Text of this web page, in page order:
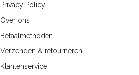
Privacy Policy
Over ons
Betaalmethoden
Verzenden & retourneren
Klantenservice